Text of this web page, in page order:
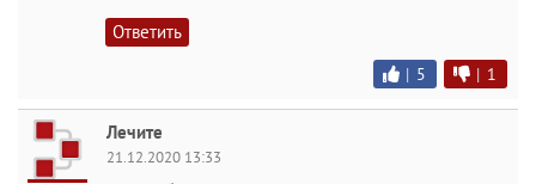
Ответить
| 5 | 1
Лечите
21.12.2020 13:33